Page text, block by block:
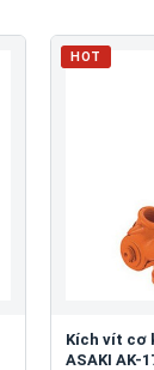
HOT
Kích vít cơ
ASAKI AK-